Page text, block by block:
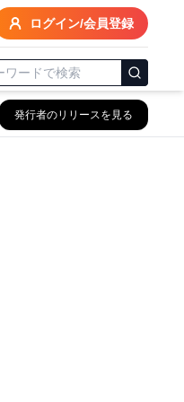
ログイン/会員登録
発行者のリリースを見る